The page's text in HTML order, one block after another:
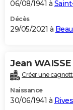
06/08/1941 à
Décès
29/05/2021 à
Jean WAISSE
Créer une
Naissance
30/06/1941 à